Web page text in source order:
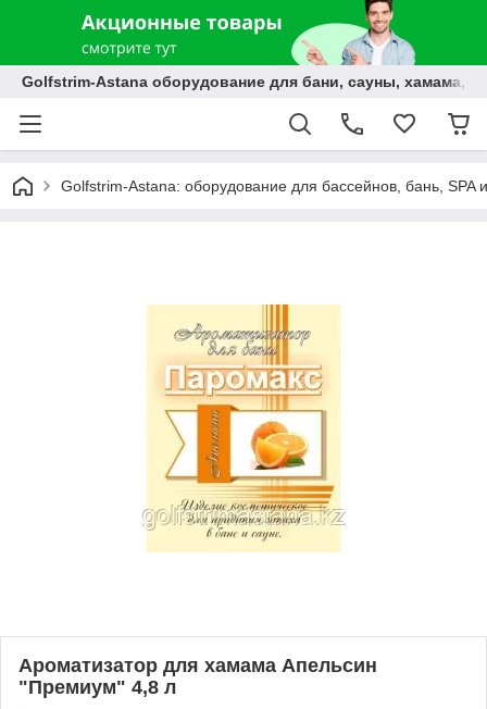
Golfstrim-Astana оборудование для бани, сауны, хамама,
Golfstrim-Astana: оборудование для бассейнов, бань, SPA
Ароматизатор для хамама Апельсин
"Премиум" 4,8 л